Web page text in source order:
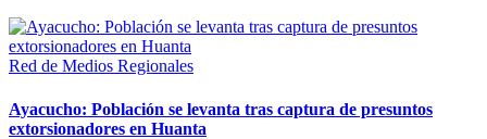
Red de Medios Regionales
Ayacucho: Población se levanta tras captura de presuntos
extorsionadores en Huanta